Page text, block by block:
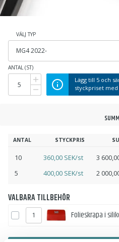
VÄLJ TYP
ANTAL (ST)
Lägg till 5 och
styckpriset med
ANTAL STYCKPRIS
10 360,00 SEK/st 3
5 400,00 SEK/st 2
VALBARA TILLBEHÖR
Folieskrapa i